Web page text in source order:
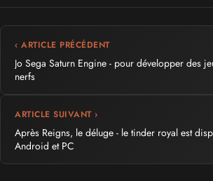
‹ ARTICLE PRÉCÉDENT
Jo Sega Saturn Engine - pour développer des
nerfs
ARTICLE SUIVANT ›
Après Reigns, le déluge - le tinder royal est
Android et PC